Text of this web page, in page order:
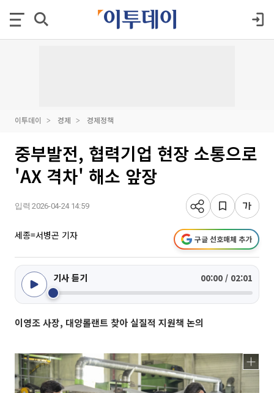
이투데이 경제 경제정책
중부발전, 협력기업 현장 소통으로
'AX 격차' 해소 앞장
입력 2026-04-24 14:59
세종=서병곤 기자 구글 선호매체 추가
기사 듣기 00:00 / 02:01
이영조 사장, 대양롤랜트 찾아 실질적 지원책 논의